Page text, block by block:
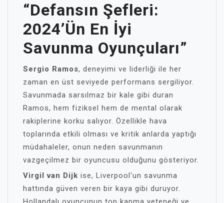
“Defansın Şefleri:
2024’ün En İyi
Savunma Oyunçuları”
Sergio Ramos, deneyimi ve liderliği ile her
zaman en üst seviyede performans sergiliyor.
Savunmada sarsılmaz bir kale gibi duran
Ramos, hem fiziksel hem de mental olarak
rakiplerine korku salıyor. Özellikle hava
toplarında etkili olması ve kritik anlarda yaptığı
müdahaleler, onun neden savunmanın
vazgeçilmez bir oyuncusu olduğunu gösteriyor.
Virgil van Dijk ise, Liverpool'un savunma
hattında güven veren bir kaya gibi duruyor.